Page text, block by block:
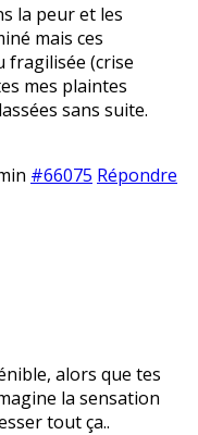
la peur et les
mais ces
fragilisée (crise
mes plaintes
sans suite.
#66075 Répondre
alors que tes
la sensation
tout ça..